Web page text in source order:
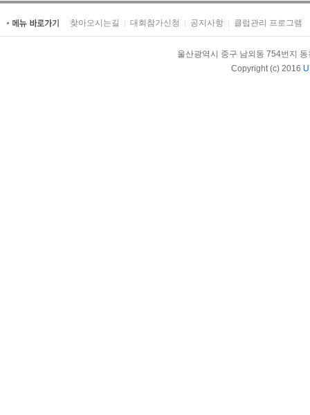
찾아오시는길 대회참가신청 공지사항 클럽관리 프로그램
울산광역시 중구 남외동 754번지
Copyright (c) 2016